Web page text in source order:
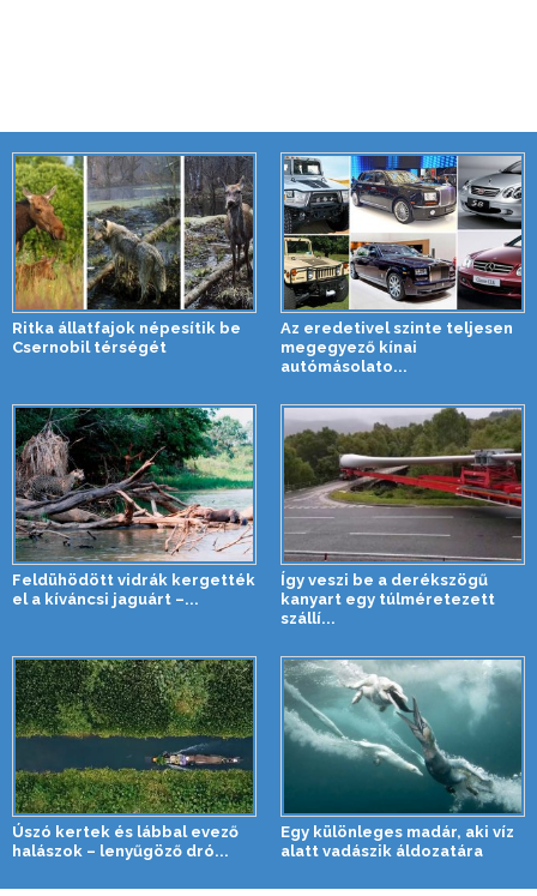
Ritka állatfajok népesítik be
Csernobil térségét
Az eredetivel szinte teljesen
megegyező kínai
autómásolato...
Feldühödött vidrák kergették
el a kíváncsi jaguárt –...
Így veszi be a derékszögű
kanyart egy túlméretezett
szállí...
Úszó kertek és lábbal evező
halászok – lenyűgöző dró...
Egy különleges madár, aki víz
alatt vadászik áldozatára